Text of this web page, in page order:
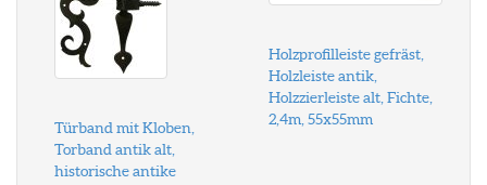
Türband mit Kloben,
Torband antik alt,
historische antike
Holzprofilleiste gefräst,
Holzleiste antik,
Holzzierleiste alt, Fichte,
2,4m, 55x55mm